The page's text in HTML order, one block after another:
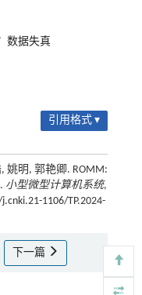
数据失真
引用格式 ▾
姚明, 郭艳卿. ROMM:
小型微型计算机系统,
1106/TP.2024-
下一篇